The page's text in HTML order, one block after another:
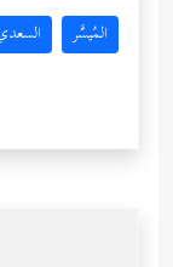
المُيسَّر